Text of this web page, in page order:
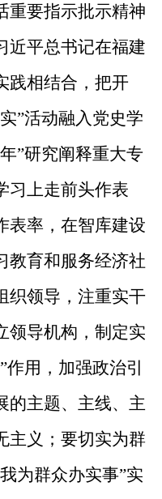
重要指示批示精神
近平总书记在福建
践相结合，把开
”活动融入党史学
”研究阐释重大专
习上走前头作表
表率，在智库建设
教育和服务经济社
织领导，注重实干
领导机构，制定实
用，加强政治引
的主题、主线、主
主义；要切实为群
为群众办实事”实